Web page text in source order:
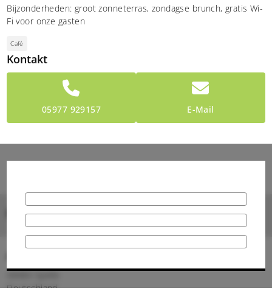
Bijzonderheden: groot zonneterras, zondagse brunch, gratis Wi-
Fi voor onze gasten
Café
Kontakt
05977 929157 E-Mail
Bilder
48480 Spelle
Deutschland